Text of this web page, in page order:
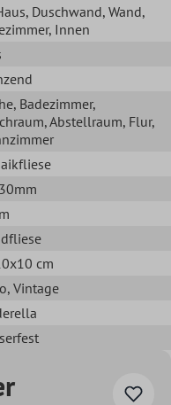
, Duschwand, Wand,
, Innen
, Badezimmer,
, Abstellraum, Flur,
cm
, Vintage